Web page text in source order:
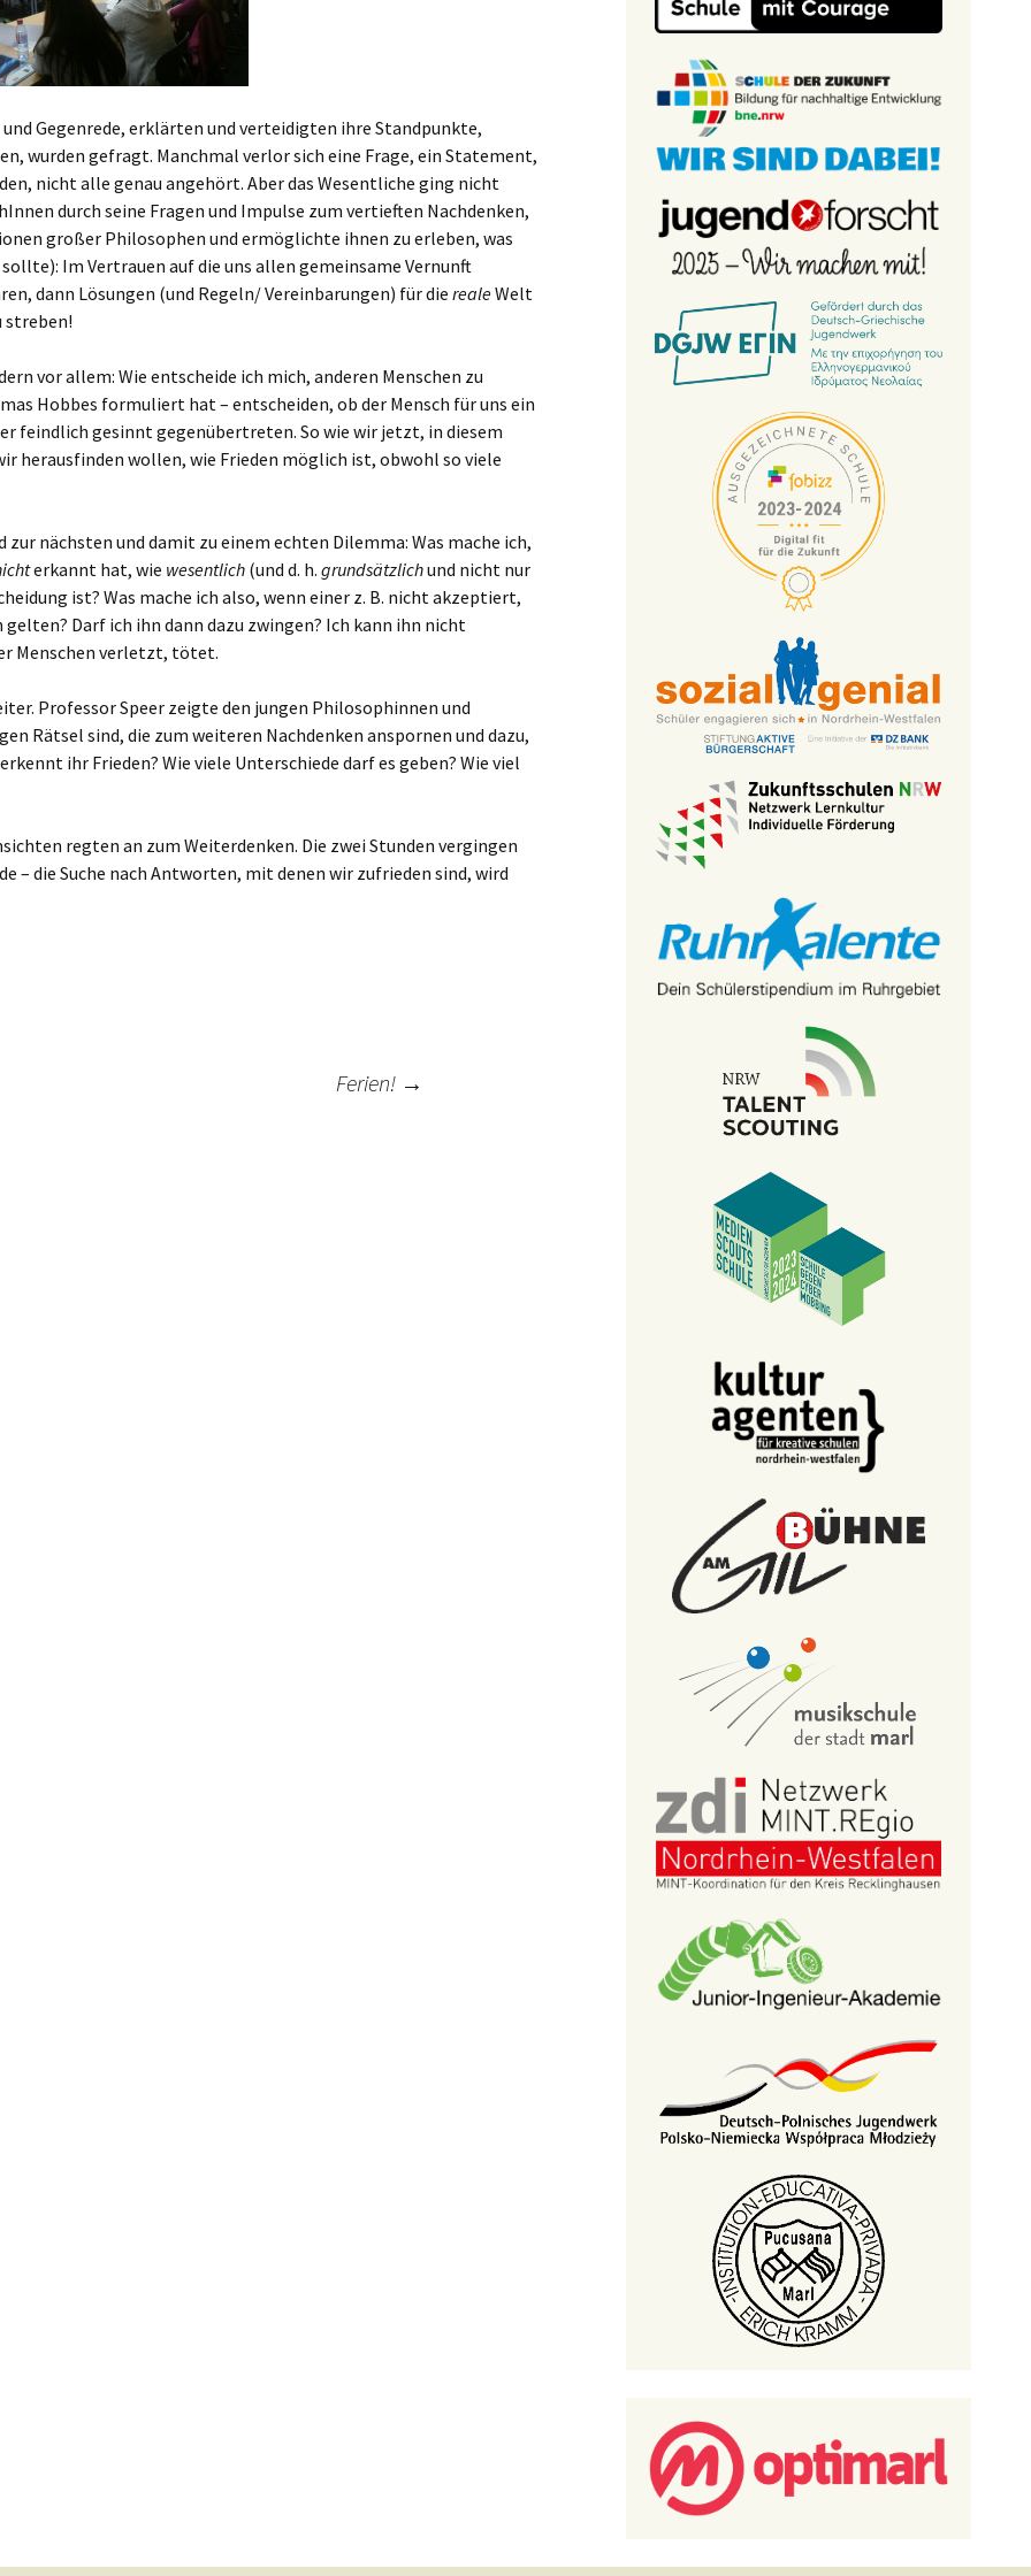
Gegenrede, erklärten und verteidigten ihre Standpunkte,
wurden gefragt. Manchmal verlor sich eine Frage, ein Statement,
nicht alle genau angehört. Aber das Wesentliche ging nicht
durch seine Fragen und Impulse zum vertieften Nachdenken,
großer Philosophen und ermöglichte ihnen zu erleben, was
Im Vertrauen auf die uns allen gemeinsame Vernunft
dann Lösungen (und Regeln/ Vereinbarungen) für die realeWelt
streben!
vor allem: Wie entscheide ich mich, anderen Menschen zu
Hobbes formuliert hat – entscheiden, ob der Mensch für uns ein
feindlich gesinnt gegenübertreten. So wie wir jetzt, in diesem
wollen, wie Frieden möglich ist, obwohl so viele
nächsten und damit zu einem echten Dilemma: Was mache ich,
erkannt hat, wie wesentlich (und d. h. grundsätzlichund nicht nur
ist? Was mache ich also, wenn einer z. B. nicht akzeptiert,
Darf ich ihn dann dazu zwingen? Ich kann ihn nicht
Menschen verletzt, tötet.
Professor Speer zeigte den jungen Philosophinnen und
Rätsel sind, die zum weiteren Nachdenken anspornen und dazu,
ihr Frieden? Wie viele Unterschiede darf es geben? Wie viel
regten an zum Weiterdenken. Die zwei Stunden vergingen
– die Suche nach Antworten, mit denen wir zufrieden sind, wird
Ferien! →